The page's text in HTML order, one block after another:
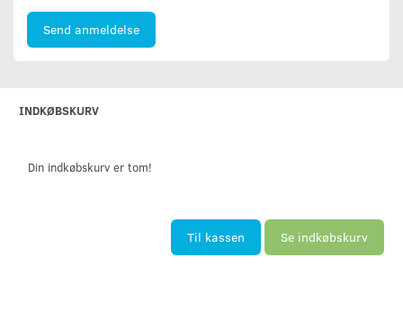
Send anmeldelse
INDKØBSKURV
Din indkøbskurv er tom!
Til kassen Se indkøbskurv